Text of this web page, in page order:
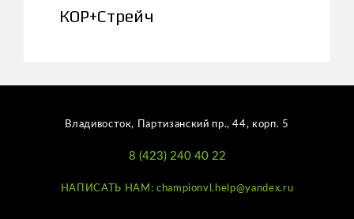
КОР+Стрейч
Владивосток, Партизанский пр., 44, корп. 5
8 (423) 240 40 22
НАПИСАТЬ НАМ: championvl.help@yandex.ru